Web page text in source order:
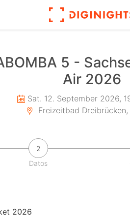
5 -
Air 2026
Sat. 12. September 2026,
Freizeitbad Dreibrücken,
2
Datos
2026